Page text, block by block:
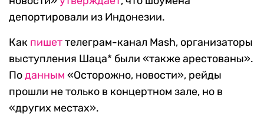
депортировали из Индонезии.
Как пишеттелеграм-канал Mash, организаторы
выступления Шаца* были «также арестованы».
Поданным «Осторожно, новости», рейды
прошли не только в концертном зале, но в
«других местах».